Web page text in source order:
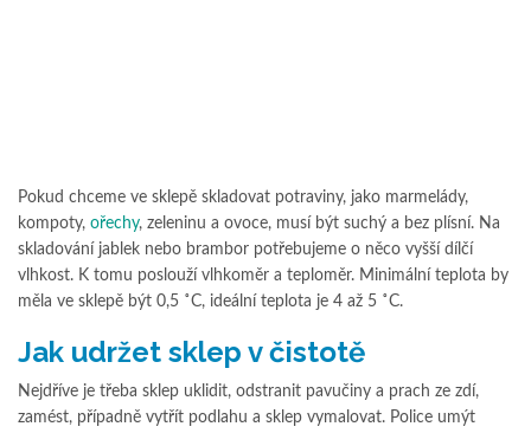
Pokud chceme ve sklepě skladovat potraviny, jako marmelády,
kompoty, ořechy, zeleninu a ovoce, musí být suchý a bez plísní. Na
skladování jablek nebo brambor potřebujeme o něco vyšší dílčí
vlhkost. K tomu poslouží vlhkoměr a teploměr. Minimální teplota by
měla ve sklepě být 0,5 ˚C, ideální teplota je 4 až 5 ˚C.
Jak udržet sklep v čistotě
Nejdříve je třeba sklep uklidit, odstranit pavučiny a prach ze zdí,
zamést, případně vytřít podlahu a sklep vymalovat. Police umýt